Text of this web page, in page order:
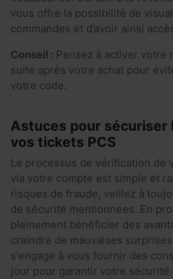
vous offre la possibilité de
commandes et d’avoir ainsi
Conseil : Pensez à activer votre
suite après votre achat pour
votre code.
Astuces pour sécuriser
vos tickets PCS
Le processus de vérification de
via votre compte est simple et
risques de fraude, veillez à
de sécurité mentionnées. En
pleinement bénéficier des
craindre de mauvaises
s'engage à vous fournir des
jour pour garantir votre sécurité